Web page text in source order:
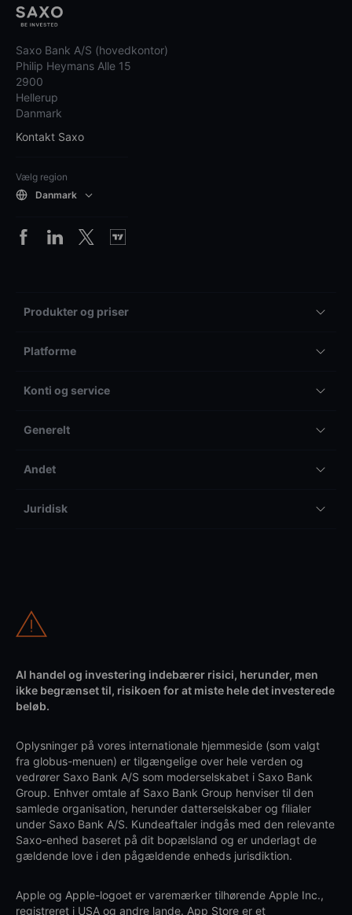
Saxo Bank A/S (hovedkontor)
Philip Heymans Alle 15
2900
Hellerup
Danmark
Kontakt Saxo
Vælg region
Danmark
Produkter og priser
Platforme
Konti og service
Generelt
Andet
Juridisk
Al handel og investering indebærer risici, herunder, men
ikke begrænset til, risikoen for at miste hele det investerede
beløb.
Oplysninger på vores internationale hjemmeside (som valgt
fra globus-menuen) er tilgængelige over hele verden og
vedrører Saxo Bank A/S som moderselskabet i Saxo Bank
Group. Enhver omtale af Saxo Bank Group henviser til den
samlede organisation, herunder datterselskaber og filialer
under Saxo Bank A/S. Kundeaftaler indgås med den relevante
Saxo-enhed baseret på dit bopælsland og er underlagt de
gældende love i den pågældende enheds jurisdiktion.
Apple og Apple-logoet er varemærker tilhørende Apple Inc.,
registreret i USA og andre lande. App Store er et